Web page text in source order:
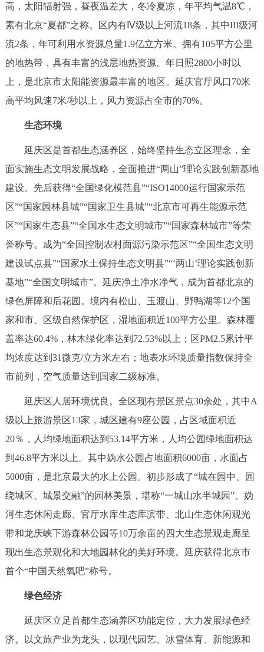
政务服务
中介服务 阳光政务
12345网上接诉即办 我要咨询 我要建议
参与调查 在线访谈 图说互动
走进北京
北京概况 十六区概览 人文北京
绿色北京 图说北京 视频北京
多语种
ENGLISH 한국어 日本語
ESPAÑOL العربية PORTUGUÊS
ITALIANO
高，太阳辐射强，昼夜温差大，冬冷夏凉，年平均气温8℃，
素有北京“夏都”之称。区内有Ⅳ级以上河流18条，其中III级河
流2条，年可利用水资源总量1.9亿立方米。拥有105平方公里
的地热带，具有丰富的浅层地热资源。年日照2800小时以
上，是北京市太阳能资源最丰富的地区。延庆官厅风口70米
高平均风速7米/秒以上，风力资源占全市的70%。
生态环境
延庆区是首都生态涵养区，始终坚持生态立区理念，全
面实施生态文明发展战略，全面推进“两山”理论实践创新基地
建设。先后获得“全国绿化模范县”“ISO14000运行国家示范
区”“国家园林县城”“国家卫生县城”“北京市可再生能源示范
区”“国家生态县”“全国水生态文明城市”“国家森林城市”等荣
誉称号。成为“全国控制农村面源污染示范区”“全国生态文明
建设试点县”“国家水土保持生态文明县”“‘两山’理论实践创新
基地”“全国文明城市”。延庆净土净水净气，成为首都北京的
绿色屏障和后花园。境内有松山、玉渡山、野鸭湖等12个国
家和市、区级自然保护区，湿地面积近100平方公里。森林覆
盖率达60.4%，林木绿化率达到72.53%以上；区PM2.5累计平
均浓度达到31微克/立方米左右；地表水环境质量指数保持全
市前列，空气质量达到国家二级标准。
延庆区人居环境优良。全区现有景区景点30余处，其中A
级以上旅游景区13家，城区建有9座公园，占区域面积近
20％，人均绿地面积达到53.14平方米，人均公园绿地面积达
到46.8平方米以上。其中妫水公园占地面积6000亩，水面占
5000亩，是北京最大的水上公园。初步形成了“城在园中、园
绕城区、城景交融”的园林美景，堪称“一城山水半城园”。妫
河生态休闲走廊、官厅水库生态库滨带、北山生态休闲观光
带和龙庆峡下游森林公园等10万余亩的四大生态景观走廊呈
现出生态景观化和大地园林化的美好环境。延庆获得北京市
首个“中国天然氧吧”称号。
绿色经济
延庆区立足首都生态涵养区功能定位，大力发展绿色经
济。以文旅产业为龙头，以现代园艺、冰雪体育、新能源和